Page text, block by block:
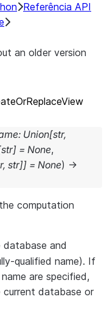
Referência API
an older version
: Union[str,
str] = None,
, str]] = None) →
computation
database and
qualified name). If
are specified,
database or